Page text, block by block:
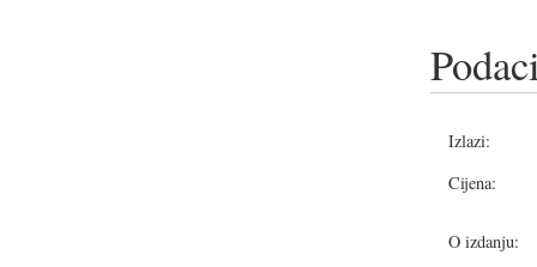
Izlazi:
Cijena:
O izdanju: